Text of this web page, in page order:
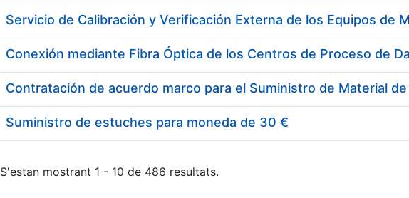
Suministro de estuches para moneda de 30 €
S'estan mostrant 1 - 10 de 486 resultats.